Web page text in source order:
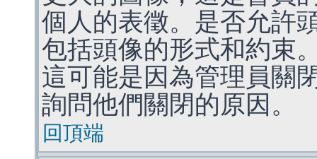
個人的表徵。是否允許
包括頭像的形式和約束
這可能是因為管理員關
詢問他們關閉的原因。
回頂端